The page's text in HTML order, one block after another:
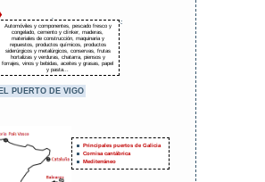
TRÁFICO DE PRODUCTOS:
Automóviles y componentes, pescado fresco y
congelado, cemento y clínker, maderas,
materiales de construcción, maquinaria y
repuestos, productos químicos, productos
siderúrgicos y metalúrgicos, conservas, frutas
hortalizas y verduras, chatarra, piensos y
forrajes, vinos y bebidas, aceites y grasas, papel
y pasta...
PUERTO DE VIGO
Principales puertos de Galicia
Cornisa cantábrica
Mediterráneo